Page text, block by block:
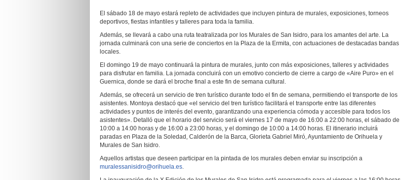
El sábado 18 de mayo estará repleto de actividades que incluyen pintura de murales, exposiciones, torneos
deportivos, fiestas infantiles y talleres para toda la familia.
Además, se llevará a cabo una ruta teatralizada por los Murales de San Isidro, para los amantes del arte. La
jornada culminará con una serie de conciertos en la Plaza de la Ermita, con actuaciones de destacadas bandas
locales.
El domingo 19 de mayo continuará la pintura de murales, junto con más exposiciones, talleres y actividades
para disfrutar en familia. La jornada concluirá con un emotivo concierto de cierre a cargo de «Aire Puro» en el
Guernica, donde se dará el broche final a este fin de semana cultural.
Además, se ofrecerá un servicio de tren turístico durante todo el fin de semana, permitiendo el transporte de los
asistentes. Montoya destacó que «el servicio del tren turístico facilitará el transporte entre las diferentes
actividades y puntos de interés del evento, garantizando una experiencia cómoda y accesible para todos los
asistentes». Detalló que el horario del servicio será el viernes 17 de mayo de 16:00 a 22:00 horas, el sábado de
10:00 a 14:00 horas y de 16:00 a 23:00 horas, y el domingo de 10:00 a 14:00 horas. El itinerario incluirá
paradas en Plaza de la Soledad, Calderón de la Barca, Glorieta Gabriel Miró, Ayuntamiento de Orihuela y
Murales de San Isidro.
Aquellos artistas que deseen participar en la pintada de los murales deben enviar su inscripción a
muralessanisidro@orihuela.es.